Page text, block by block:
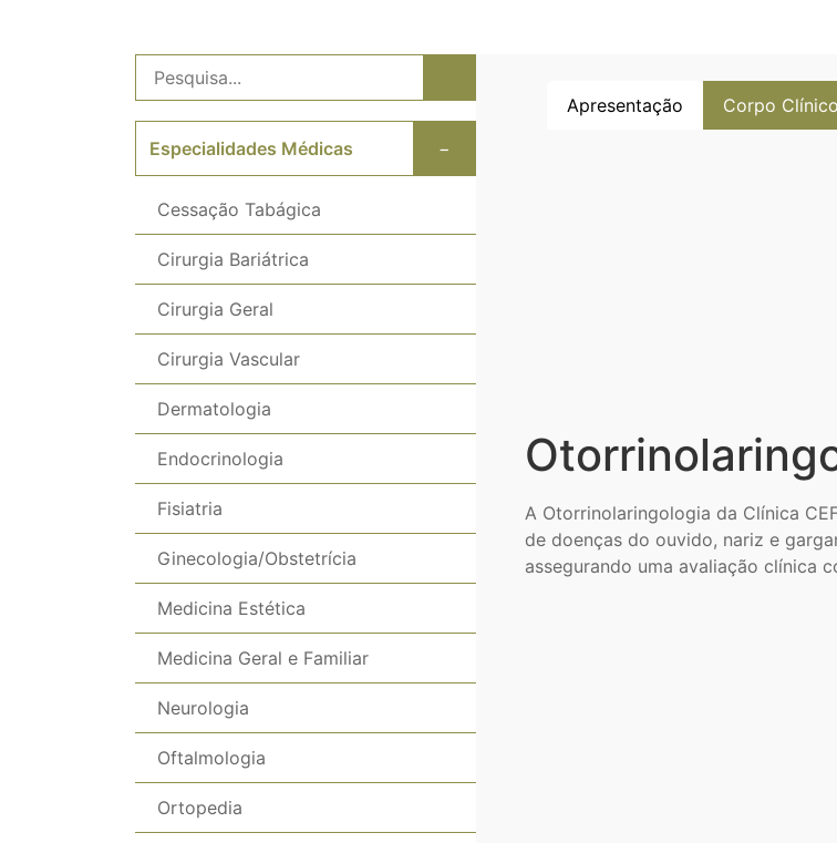
Especialidades Médicas −
Cessação Tabágica
Cirurgia Bariátrica
Cirurgia Geral
Cirurgia Vascular
Dermatologia
Endocrinologia
Fisiatria
Ginecologia/Obstetrícia
Medicina Estética
Medicina Geral e Familiar
Neurologia
Oftalmologia
Ortopedia
Apresentação Corpo Clínico
A Otorrinolaringologia da Clínica
de doenças do ouvido, nariz e
assegurando uma avaliação clínica